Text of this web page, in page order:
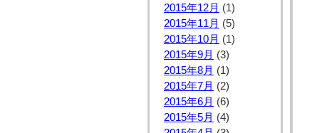
2015年12月 (1)
2015年11月 (5)
2015年10月 (1)
2015年9月 (3)
2015年8月 (1)
2015年7月 (2)
2015年6月 (6)
2015年5月 (4)